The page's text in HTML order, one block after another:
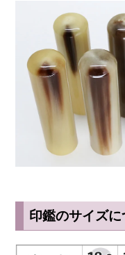
印鑑のサイズに